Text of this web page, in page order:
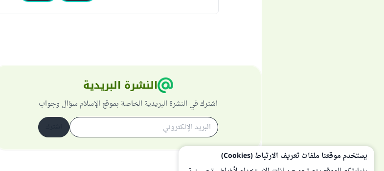
النشرة البريدية
اشترك في النشرة البريدية الخاصة بموقع الإسلام سؤال وجواب
يستخدم موقعنا ملفات تعريف الارتباط (Cookies)